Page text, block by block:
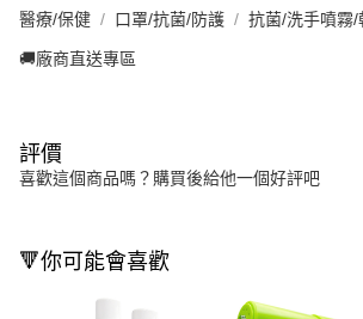
醫療/保健 口罩/抗菌/防護 抗菌/洗手噴霧/
🚚廠商直送專區
評價
喜歡這個商品嗎？購買後給他一個好評吧
🔻你可能會喜歡